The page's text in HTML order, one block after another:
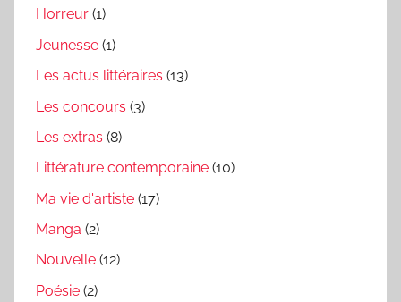
Horreur (1)
Jeunesse (1)
Les actus littéraires (13)
Les concours (3)
Les extras (8)
Littérature contemporaine (10)
Ma vie d'artiste (17)
Manga (2)
Nouvelle (12)
Poésie (2)